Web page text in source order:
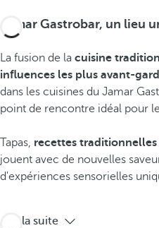
Jamar Gastrobar, un lieu
La fusion de la cuisine
influences les plus avant-
dans les cuisines du Jamar
point de rencontre idéal pour
Tapas, recettes traditionnelles
jouent avec de nouvelles
d'expériences sensorielles
Lire la suite